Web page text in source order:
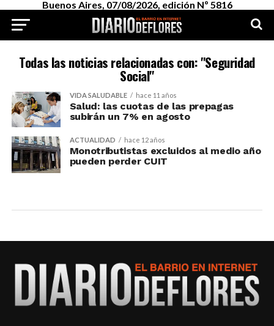
Buenos Aires, 07/08/2026, edición Nº 5816
Todas las noticias relacionadas con: "Seguridad
Social"
VIDA SALUDABLE hace 11 años
Salud: las cuotas de las prepagas
subirán un 7% en agosto
ACTUALIDAD hace 12 años
Monotributistas excluidos al medio año
pueden perder CUIT